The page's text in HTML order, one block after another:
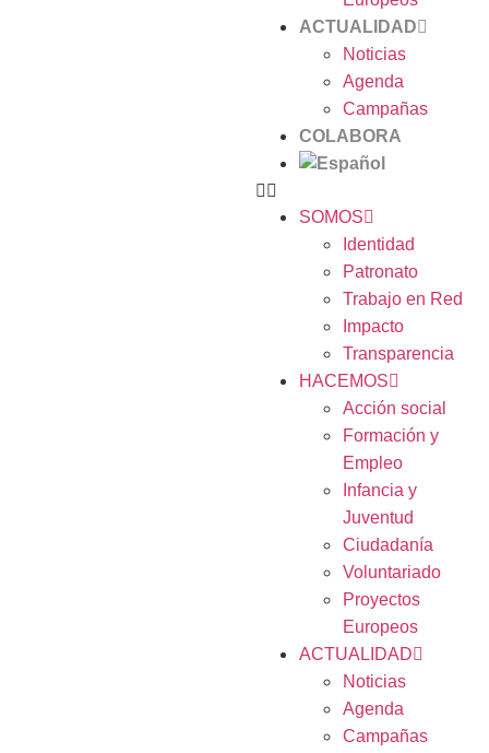
ACTUALIDAD
Noticias
Agenda
Campañas
COLABORA
SOMOS
Identidad
Patronato
Trabajo en Red
Impacto
Transparencia
HACEMOS
Acción social
Formación y
Empleo
Infancia y
Juventud
Ciudadanía
Voluntariado
Proyectos
Europeos
ACTUALIDAD
Noticias
Agenda
Campañas